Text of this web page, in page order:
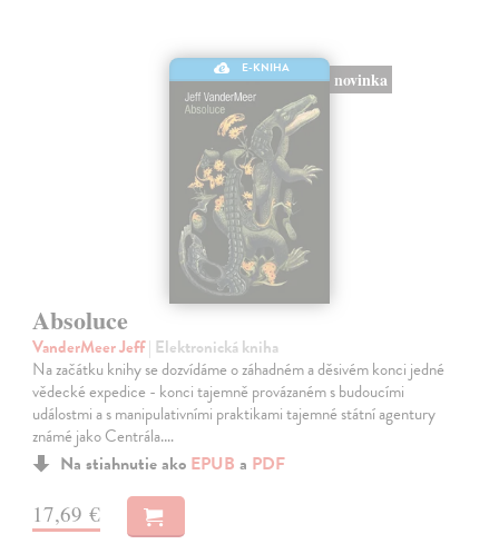
E-KNIHA
novinka
Absoluce
VanderMeer Jeff| Elektronická kniha
Na začátku knihy se dozvídáme o záhadném a děsivém konci jedné
vědecké expedice - konci tajemně provázaném s budoucími
událostmi a s manipulativními praktikami tajemné státní agentury
známé jako Centrála.…
Na stiahnutie ako EPUB a PDF
17,69 €